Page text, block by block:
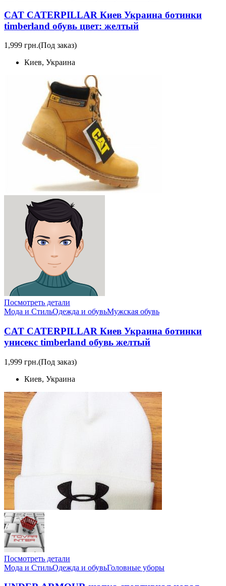
CAT CATERPILLAR Киев Украина ботинки
timberland обувь цвет: желтый
1,999 грн.(Под заказ)
Киев, Украина
Посмотреть детали
Мода и СтильОдежда и обувьМужская обувь
CAT CATERPILLAR Киев Украина ботинки
унисекс timberland обувь желтый
1,999 грн.(Под заказ)
Киев, Украина
Посмотреть детали
Мода и СтильОдежда и обувьГоловные уборы